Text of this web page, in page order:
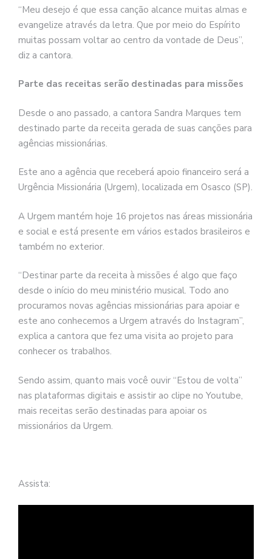
“Meu desejo é que essa canção alcance muitas almas e
evangelize através da letra. Que por meio do Espírito
muitas possam voltar ao centro da vontade de Deus”,
diz a cantora.
Parte das receitas serão destinadas para missões
Desde o ano passado, a cantora Sandra Marques tem
destinado parte da receita gerada de suas canções para
agências missionárias.
Este ano a agência que receberá apoio financeiro será a
Urgência Missionária (Urgem), localizada em Osasco (SP).
A Urgem mantém hoje 16 projetos nas áreas missionária
e social e está presente em vários estados brasileiros e
também no exterior.
“Destinar parte da receita à missões é algo que faço
desde o início do meu ministério musical. Todo ano
procuramos novas agências missionárias para apoiar e
este ano conhecemos a Urgem através do Instagram”,
explica a cantora que fez uma visita ao projeto para
conhecer os trabalhos.
Sendo assim, quanto mais você ouvir “Estou de volta”
nas plataformas digitais e assistir ao clipe no Youtube,
mais receitas serão destinadas para apoiar os
missionários da Urgem.
Assista: